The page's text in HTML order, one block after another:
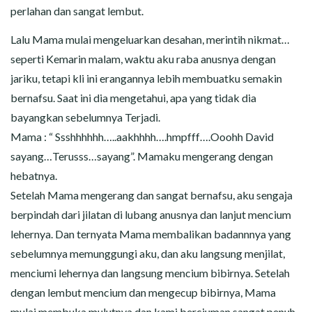
perlahan dan sangat lembut.
Lalu Mama mulai mengeluarkan desahan, merintih nikmat…
seperti Kemarin malam, waktu aku raba anusnya dengan
jariku, tetapi kli ini erangannya lebih membuatku semakin
bernafsu. Saat ini dia mengetahui, apa yang tidak dia
bayangkan sebelumnya Terjadi.
Mama : “ Ssshhhhhh…..aakhhhh….hmpfff….Ooohh David
sayang…Terusss…sayang”. Mamaku mengerang dengan
hebatnya.
Setelah Mama mengerang dan sangat bernafsu, aku sengaja
berpindah dari jilatan di lubang anusnya dan lanjut mencium
lehernya. Dan ternyata Mama membalikan badannnya yang
sebelumnya memunggungi aku, dan aku langsung menjilat,
menciumi lehernya dan langsung mencium bibirnya. Setelah
dengan lembut mencium dan mengecup bibirnya, Mama